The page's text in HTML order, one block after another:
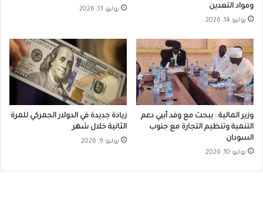
ومواد التعدين
يوليو 14, 2026
يوليو 13, 2026
وزير المالية : يبحث مع وفد أبيي دعم
التنمية وتنظيم التجارة مع جنوب
السودان
يوليو 10, 2026
زيادة جديدة في الدولار الجمركي للمرة
الثانية خلال شهر
يوليو 9, 2026